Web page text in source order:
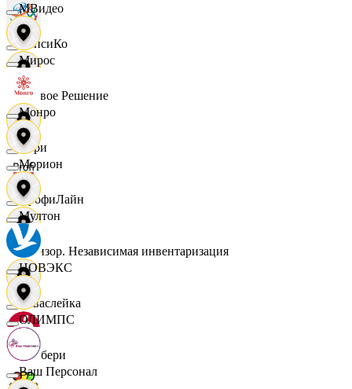
ПепсиКо
Первое Решение
Пери
ПрофиЛайн
Ревизор. Независимая инвентаризация
Саваслейка
Самбери
МВидео
Мирос
Монро
Морион
Мултон
НОВЭКС
ОЛИМПС
Ваш Персонал